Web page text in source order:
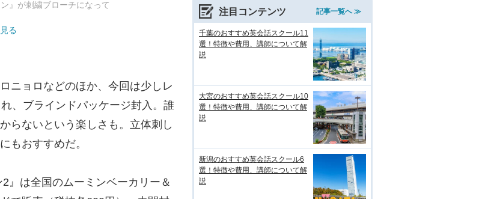
』が刺繍ブローチになって
る
ニョロなどのほか、今回は少しレ
、ブラインドパッケージ封入。誰
らないという楽しさも。立体刺し
もおすすめだ。
』は全国のムーミンベーカリー＆
注目コンテンツ 記事一覧へ ≫
千葉のおすすめ英会話スクール11
選！特徴や費用、講師について解
説
大宮のおすすめ英会話スクール10
選！特徴や費用、講師について解
説
新潟のおすすめ英会話スクール6
選！特徴や費用、講師について解
説